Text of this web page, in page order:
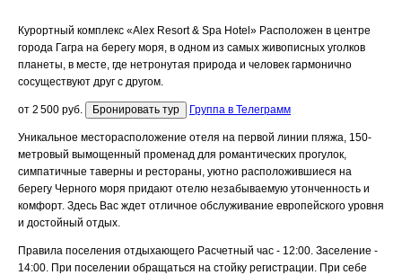
Курортный комплекс «Alex Resort & Spa Hotel» Расположен в центре
города Гагра на берегу моря, в одном из самых живописных уголков
планеты, в месте, где нетронутая природа и человек гармонично
сосуществуют друг с другом.
от 2 500 руб. Бронировать тур Группа в Телеграмм
Уникальное месторасположение отеля на первой линии пляжа, 150-
метровый вымощенный променад для романтических прогулок,
симпатичные таверны и рестораны, уютно расположившиеся на
берегу Черного моря придают отелю незабываемую утонченность и
комфорт. Здесь Вас ждет отличное обслуживание европейского уровня
и достойный отдых.
Правила поселения отдыхающего Расчетный час - 12:00. Заселение -
14:00. При поселении обращаться на стойку регистрации. При себе